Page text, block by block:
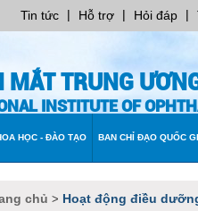
Tin tức | Hỗ trợ | Hỏi đáp |
MẮT TRUNG
INSTITUTE OF
HỌC - ĐÀO TẠO BAN CHỈ ĐẠO QUỐC
chủ > Hoạt động điều